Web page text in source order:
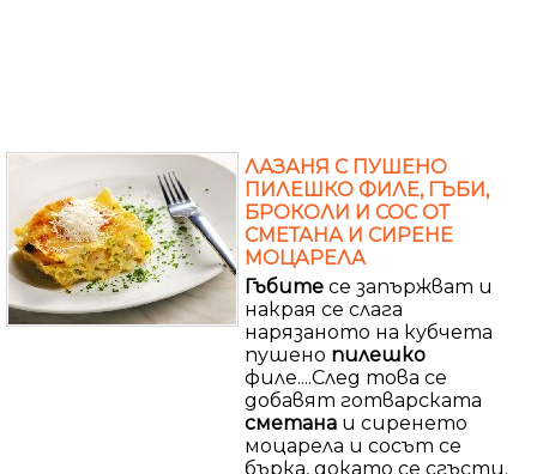
ЛАЗАНЯ С ПУШЕНО
ПИЛЕШКО ФИЛЕ, ГЪБИ,
БРОКОЛИ И СОС ОТ
СМЕТАНА И СИРЕНЕ
МОЦАРЕЛА
Гъбите се запържват и
накрая се слага
нарязаното на кубчета
пушено пилешко
филе....След това се
добавят готварската
сметана и сиренето
моцарела и сосът се
бърка, докато се сгъсти.